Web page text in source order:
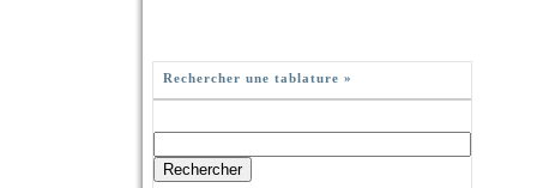
Rechercher une tablature »